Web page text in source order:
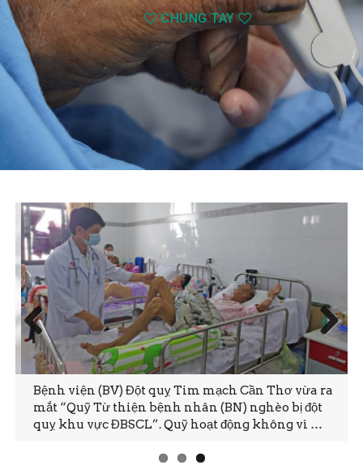
CHUNG TAY
Bệnh viện (BV) Đột quỵ Tim mạch Cần Thơ vừa ra
mắt “Quỹ Từ thiện bệnh nhân (BN) nghèo bị đột
quỵ khu vực ĐBSCL”. Quỹ hoạt động không vì …
Prev
ious
Next